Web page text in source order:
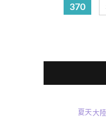
370
大陸
夏天